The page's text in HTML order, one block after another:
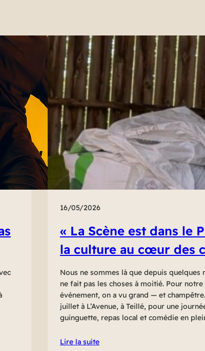
16/05/2026
« La Scène est dans le
la culture au cœur des
Nous ne sommes là que depuis quelques
ne fait pas les choses à moitié. Pour
événement, on a vu grand — et
juillet à L’Avenue, à Teillé, pour une
guinguette, repas local et comédie en
Lire la suite